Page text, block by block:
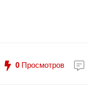
0 Просмотров